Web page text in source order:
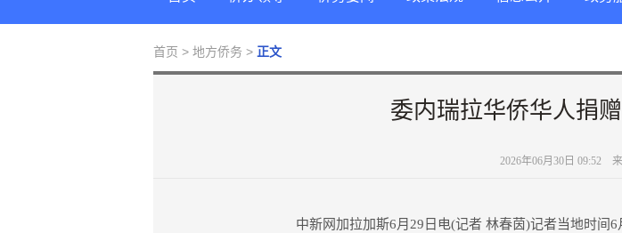
首页 > 地方侨务 > 正文
委内瑞拉华侨华人捐
2026年06月30日 09:52 来
中新网加拉加斯6月29日电(记者 林春茵)记者当地时间6